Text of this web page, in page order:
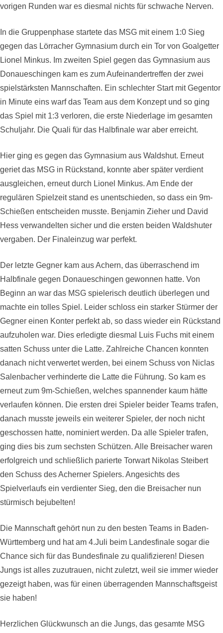
vorigen Runden war es diesmal nichts für schwache Nerven.
In die Gruppenphase startete das MSG mit einem 1:0 Sieg
gegen das Lörracher Gymnasium durch ein Tor von Goalgetter
Lionel Minkus. Im zweiten Spiel gegen das Gymnasium aus
Donaueschingen kam es zum Aufeinandertreffen der zwei
spielstärksten Mannschaften. Ein schlechter Start mit Gegentor
in Minute eins warf das Team aus dem Konzept und so ging
das Spiel mit 1:3 verloren, die erste Niederlage im gesamten
Schuljahr. Die Quali für das Halbfinale war aber erreicht.
Hier ging es gegen das Gymnasium aus Waldshut. Erneut
geriet das MSG in Rückstand, konnte aber später verdient
ausgleichen, erneut durch Lionel Minkus. Am Ende der
regulären Spielzeit stand es unentschieden, so dass ein 9m-
Schießen entscheiden musste. Benjamin Zieher und David
Hess verwandelten sicher und die ersten beiden Waldshuter
vergaben. Der Finaleinzug war perfekt.
Der letzte Gegner kam aus Achern, das überraschend im
Halbfinale gegen Donaueschingen gewonnen hatte. Von
Beginn an war das MSG spielerisch deutlich überlegen und
machte ein tolles Spiel. Leider schloss ein starker Stürmer der
Gegner einen Konter perfekt ab, so dass wieder ein Rückstand
aufzuholen war. Dies erledigte diesmal Luis Fuchs mit einem
satten Schuss unter die Latte. Zahlreiche Chancen konnten
danach nicht verwertet werden, bei einem Schuss von Niclas
Salenbacher verhinderte die Latte die Führung. So kam es
erneut zum 9m-Schießen, welches spannender kaum hätte
verlaufen können. Die ersten drei Spieler beider Teams trafen,
danach musste jeweils ein weiterer Spieler, der noch nicht
geschossen hatte, nominiert werden. Da alle Spieler trafen,
ging dies bis zum sechsten Schützen. Alle Breisacher waren
erfolgreich und schließlich parierte Torwart Nikolas Steibert
den Schuss des Acherner Spielers. Angesichts des
Spielverlaufs ein verdienter Sieg, den die Breisacher nun
stürmisch bejubelten!
Die Mannschaft gehört nun zu den besten Teams in Baden-
Württemberg und hat am 4.Juli beim Landesfinale sogar die
Chance sich für das Bundesfinale zu qualifizieren! Diesen
Jungs ist alles zuzutrauen, nicht zuletzt, weil sie immer wieder
gezeigt haben, was für einen überragenden Mannschaftsgeist
sie haben!
Herzlichen Glückwunsch an die Jungs, das gesamte MSG